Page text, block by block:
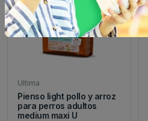
Ultima
Pienso light pollo y arroz
para perros adultos
medium maxi U